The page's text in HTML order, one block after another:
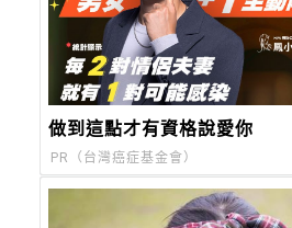
做到這點才有資格說愛你
PR（台灣癌症基金會）